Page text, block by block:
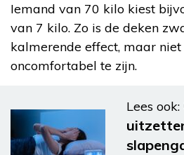
Iemand van 70 kilo kiest
van 7 kilo. Zo is de deken
kalmerende effect, maar
oncomfortabel te zijn.
Lees ook: